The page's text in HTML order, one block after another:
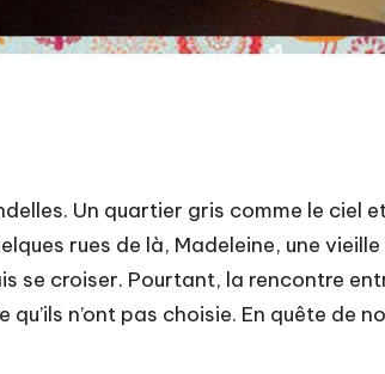
Un quartier gris comme le ciel
rues de là, Madeleine, une
se croiser. Pourtant, la rencontre
n’ont pas choisie. En quête de